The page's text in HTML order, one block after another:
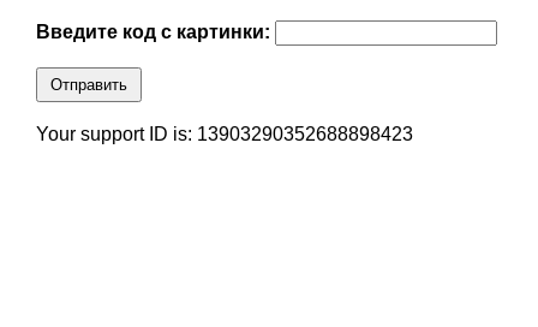
Введите код с картинки:
Отправить
Your support ID is: 13903290352688898423